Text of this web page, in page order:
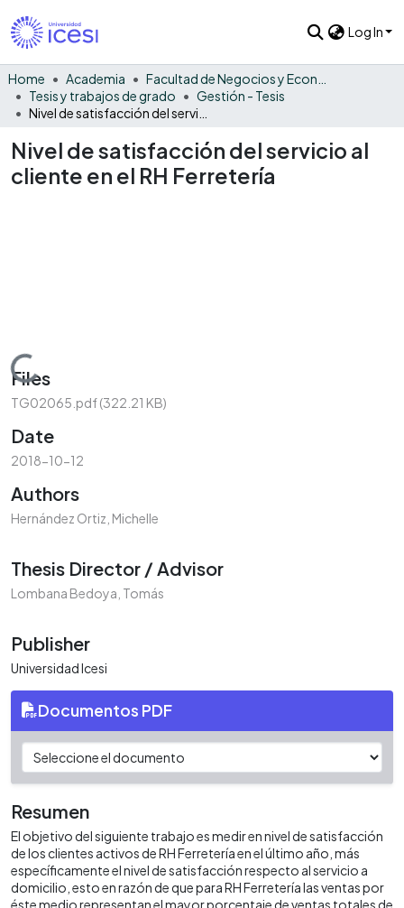
Log In
Home Academia
Tesis y trabajos de grado
Gestión - Tesis
Nivel de satisfacción del servicio al
cliente en el RH Ferretería
Loading...
Files
TG02065.pdf(322.21 KB)
Date
2018-10-12
Authors
Hernández Ortiz, Michelle
Thesis Director / Advisor
Lombana Bedoya, Tomás
Publisher
Universidad Icesi
Documentos PDF
Resumen
El objetivo del siguiente trabajo es medir en nivel de satisfacción
de los clientes activos de RH Ferretería en el último año, más
específicamente el nivel de satisfacción respecto al servicio a
domicilio, esto en razón de que para RH Ferretería las ventas por
éste medio representan el mayor porcentaje de ventas totales de